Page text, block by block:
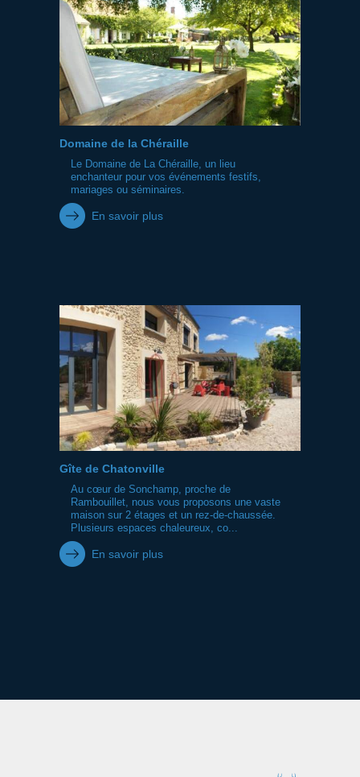
Domaine de la Chéraille
Le Domaine de La Chéraille, un lieu
enchanteur pour vos événements festifs,
mariages ou séminaires.
En savoir plus
Gîte de Chatonville
Au cœur de Sonchamp, proche de
Rambouillet, nous vous proposons une vaste
maison sur 2 étages et un rez-de-chaussée.
Plusieurs espaces chaleureux, co...
En savoir plus